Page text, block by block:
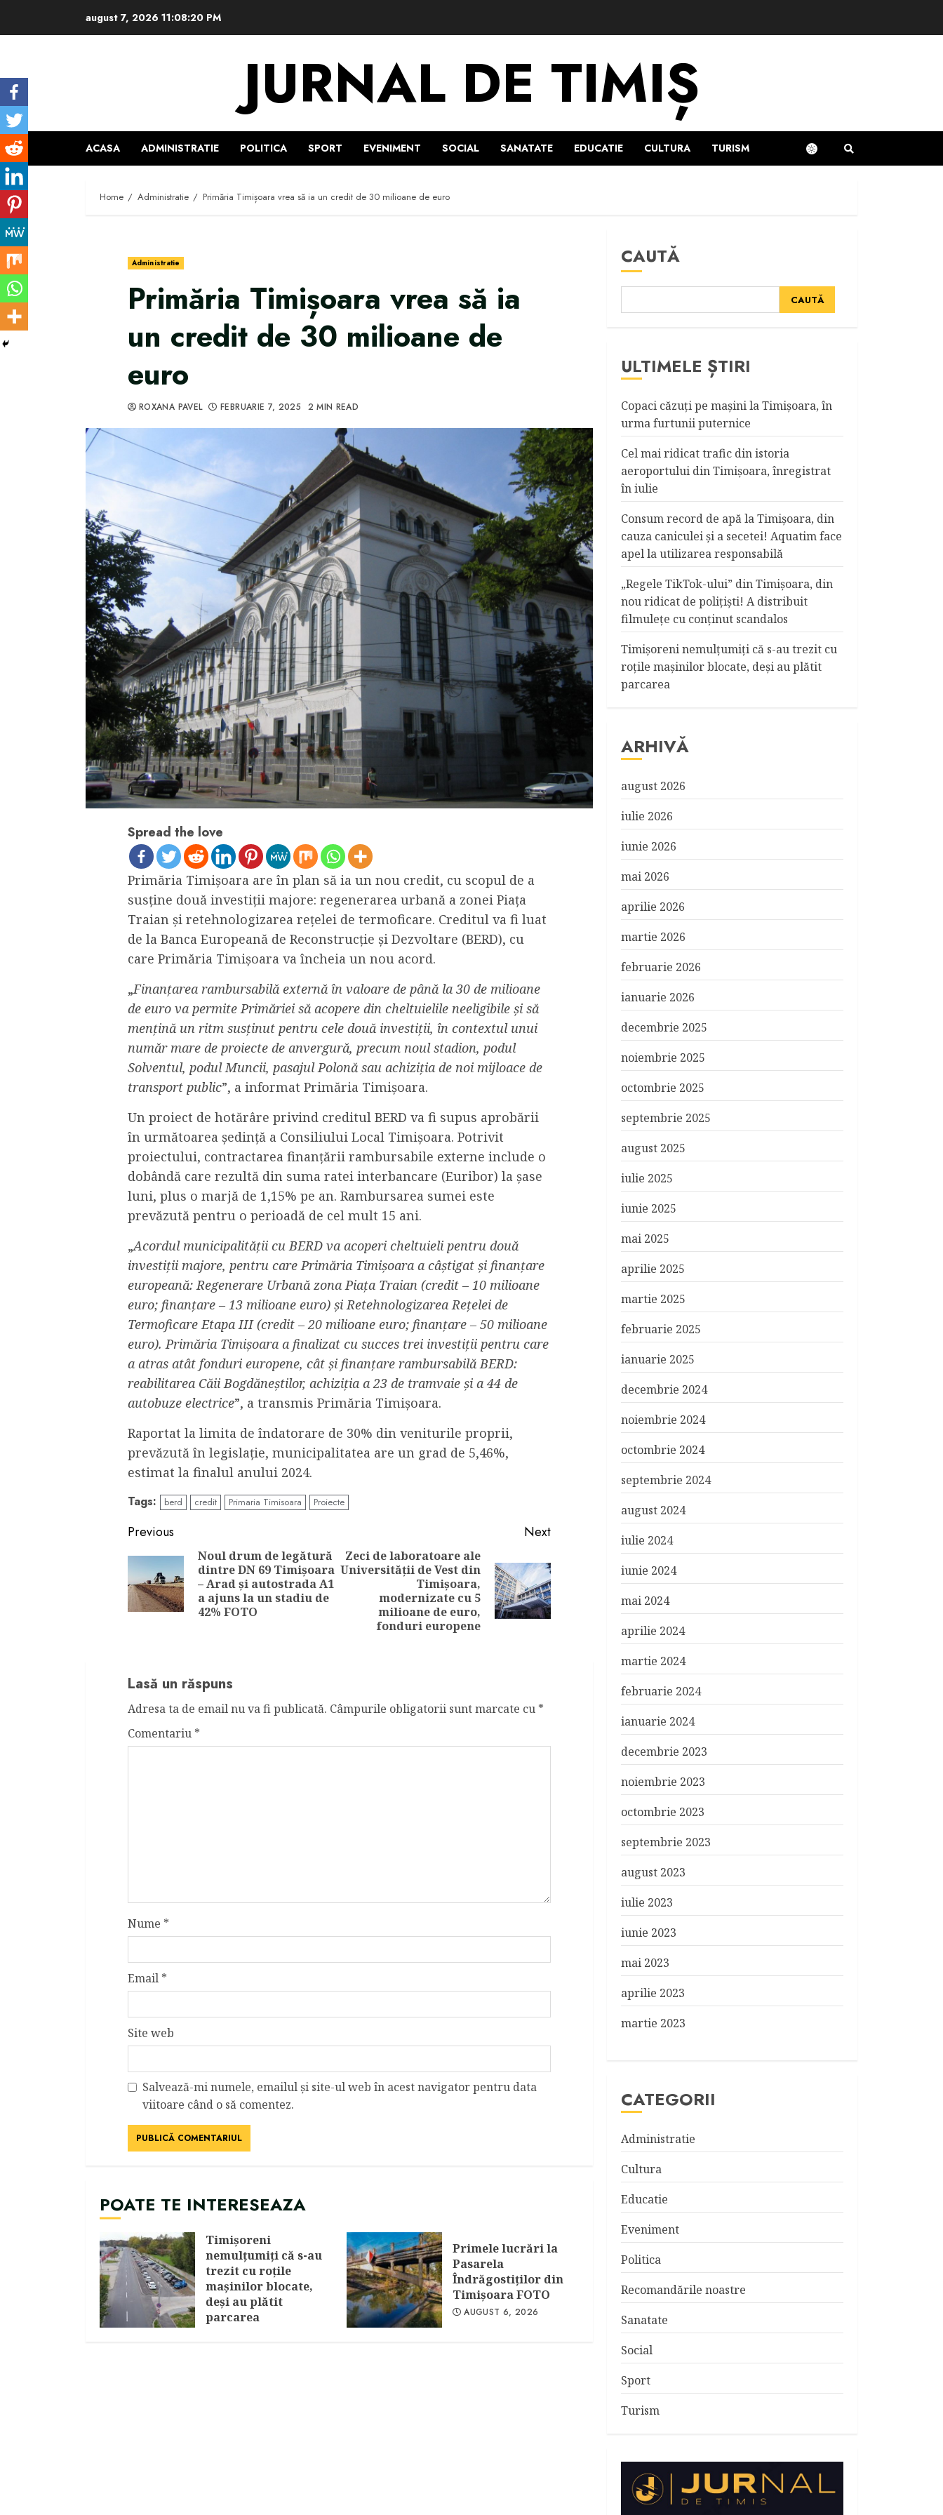
august 7, 2026 11:08:21 PM
JURNAL DE TIMIȘ
ACASA ADMINISTRATIE POLITICA SPORT EVENIMENT SOCIAL SANATATE EDUCATIE CULTURA TURISM
Home Administratie Primăria Timișoara vrea să ia un credit de 30 milioane de euro
Administratie
Primăria Timișoara vrea să ia
un credit de 30 milioane de
euro
ROXANA PAVEL FEBRUARIE 7, 2025 2 MIN READ
Spread the love
Primăria Timișoara are în plan să ia un nou credit, cu scopul de a
susține două investiții majore: regenerarea urbană a zonei Piața
Traian și retehnologizarea rețelei de termoficare. Creditul va fi luat
de la Banca Europeană de Reconstrucție și Dezvoltare (BERD), cu
care Primăria Timișoara va încheia un nou acord.
„Finanțarea rambursabilă externă în valoare de până la 30 de milioane
de euro va permite Primăriei să acopere din cheltuielile neeligibile și să
mențină un ritm susținut pentru cele două investiții, în contextul unui
număr mare de proiecte de anvergură, precum noul stadion, podul
Solventul, podul Muncii, pasajul Polonă sau achiziția de noi mijloace de
transport public”, a informat Primăria Timișoara.
Un proiect de hotărâre privind creditul BERD va fi supus aprobării
în următoarea ședință a Consiliului Local Timișoara. Potrivit
proiectului, contractarea finanțării rambursabile externe include o
dobândă care rezultă din suma ratei interbancare (Euribor) la șase
luni, plus o marjă de 1,15% pe an. Rambursarea sumei este
prevăzută pentru o perioadă de cel mult 15 ani.
„Acordul municipalității cu BERD va acoperi cheltuieli pentru două
investiții majore, pentru care Primăria Timișoara a câștigat și finanțare
europeană: Regenerare Urbană zona Piața Traian (credit – 10 milioane
euro; finanțare – 13 milioane euro) și Retehnologizarea Rețelei de
Termoficare Etapa III (credit – 20 milioane euro; finanțare – 50 milioane
euro). Primăria Timișoara a finalizat cu succes trei investiții pentru care
a atras atât fonduri europene, cât și finanțare rambursabilă BERD:
reabilitarea Căii Bogdăneștilor, achiziția a 23 de tramvaie și a 44 de
autobuze electrice”, a transmis Primăria Timișoara.
Raportat la limita de îndatorare de 30% din veniturile proprii,
prevăzută în legislație, municipalitatea are un grad de 5,46%,
estimat la finalul anului 2024.
Tags: berd credit Primaria Timisoara Proiecte
Continue
Reading
Previous
Previous
Noul drum de legătură
dintre DN 69 Timișoara
– Arad și autostrada A1
a ajuns la un stadiu de
42% FOTO
Next
Zeci de laboratoare ale
Universității de Vest din
Timișoara,
modernizate cu 5
milioane de euro,
fonduri europene
Lasă un răspuns
Adresa ta de email nu va fi publicată. Câmpurile obligatorii sunt marcate cu *
Comentariu *
Nume *
Email *
Site web
Salvează-mi numele, emailul și site-ul web în acest navigator pentru data
viitoare când o să comentez.
POATE TE INTERESEAZA
Timişoreni
nemulţumiţi că s-au
trezit cu roţile
maşinilor blocate,
deşi au plătit
parcarea
Primele lucrări la
Pasarela
Îndrăgostiţilor din
Timişoara FOTO
AUGUST 6, 2026
CAUTĂ
CAUTĂ
ULTIMELE ȘTIRI
Copaci căzuţi pe maşini la Timişoara, în
urma furtunii puternice
Cel mai ridicat trafic din istoria
aeroportului din Timişoara, înregistrat
în iulie
Consum record de apă la Timişoara, din
cauza caniculei şi a secetei! Aquatim face
apel la utilizarea responsabilă
„Regele TikTok-ului” din Timişoara, din
nou ridicat de poliţişti! A distribuit
filmuleţe cu conţinut scandalos
Timişoreni nemulţumiţi că s-au trezit cu
roţile maşinilor blocate, deşi au plătit
parcarea
ARHIVĂ
august 2026
iulie 2026
iunie 2026
mai 2026
aprilie 2026
martie 2026
februarie 2026
ianuarie 2026
decembrie 2025
noiembrie 2025
octombrie 2025
septembrie 2025
august 2025
iulie 2025
iunie 2025
mai 2025
aprilie 2025
martie 2025
februarie 2025
ianuarie 2025
decembrie 2024
noiembrie 2024
octombrie 2024
septembrie 2024
august 2024
iulie 2024
iunie 2024
mai 2024
aprilie 2024
martie 2024
februarie 2024
ianuarie 2024
decembrie 2023
noiembrie 2023
octombrie 2023
septembrie 2023
august 2023
iulie 2023
iunie 2023
mai 2023
aprilie 2023
martie 2023
CATEGORII
Administratie
Cultura
Educatie
Eveniment
Politica
Recomandările noastre
Sanatate
Social
Sport
Turism